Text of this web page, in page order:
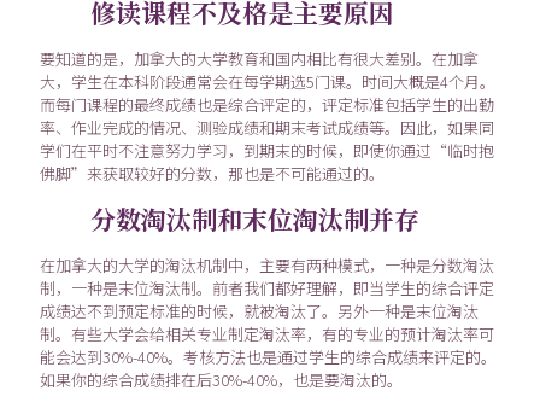
修读课程不及格是主要原因
要知道的是，加拿大的大学教育和国内相比有很大差别。在加拿
大，学生在本科阶段通常会在每学期选5门课。时间大概是4个月。
而每门课程的最终成绩也是综合评定的，评定标准包括学生的出勤
率、作业完成的情况、测验成绩和期末考试成绩等。因此，如果同
学们在平时不注意努力学习，到期末的时候，即使你通过“临时抱
佛脚”来获取较好的分数，那也是不可能通过的。
分数淘汰制和末位淘汰制并存
在加拿大的大学的淘汰机制中，主要有两种模式，一种是分数淘汰
制，一种是末位淘汰制。前者我们都好理解，即当学生的综合评定
成绩达不到预定标准的时候，就被淘汰了。另外一种是末位淘汰
制。有些大学会给相关专业制定淘汰率，有的专业的预计淘汰率可
能会达到30%-40%。考核方法也是通过学生的综合成绩来评定的。
如果你的综合成绩排在后30%-40%，也是要淘汰的。